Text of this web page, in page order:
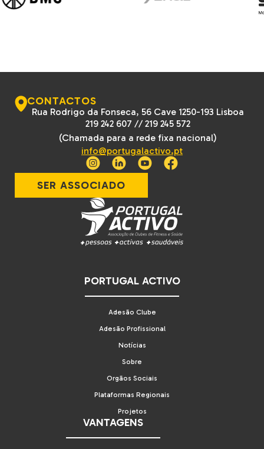
CONTACTOS
Rua Rodrigo da Fonseca, 56 Cave 1250-193 Lisboa
219 242 607 //219 245 572
(Chamada para a rede fixa nacional)
info@portugalactivo.pt
SER ASSOCIADO
PORTUGAL ACTIVO
Adesão Clube
Adesão Profissional
Notícias
Sobre
Orgãos Sociais
Plataformas Regionais
Projetos
VANTAGENS